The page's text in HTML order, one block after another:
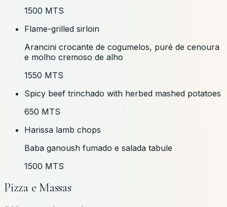
1500 MTS
Flame-grilled sirloin
Arancini crocante de cogumelos, puré de cenoura
e molho cremoso de alho
1550 MTS
Spicy beef trinchado with herbed mashed potatoes
650 MTS
Harissa lamb chops
Baba ganoush fumado e salada tabule
1500 MTS
Pizza e Massas